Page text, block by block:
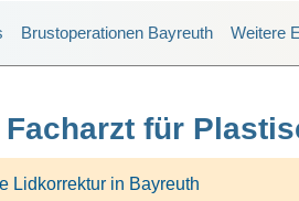
Brustoperationen Bayreuth Weitere
für
Lidkorrektur in Bayreuth